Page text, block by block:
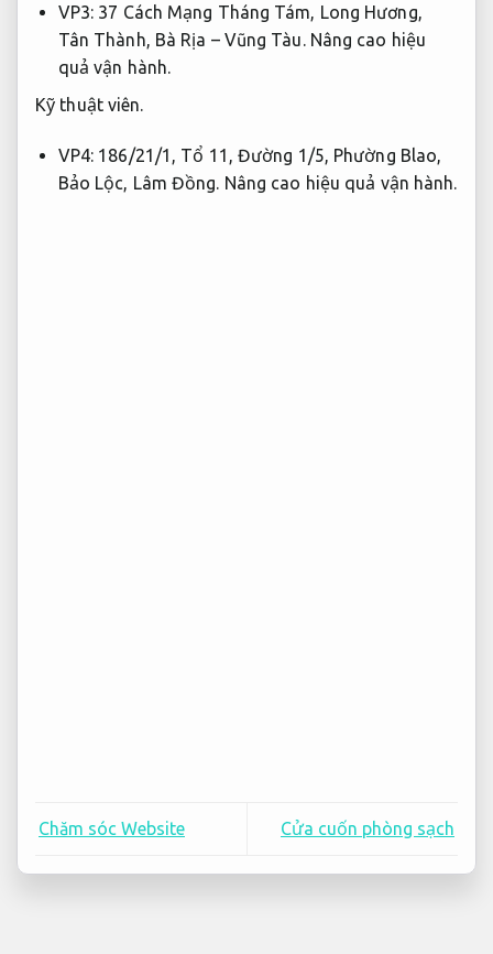
VP3: 37 Cách Mạng Tháng Tám, Long Hương,
Tân Thành, Bà Rịa – Vũng Tàu. Nâng cao hiệu
quả vận hành.
Kỹ thuật viên.
VP4: 186/21/1, Tổ 11, Đường 1/5, Phường Blao,
Bảo Lộc, Lâm Đồng. Nâng cao hiệu quả vận hành.
Chăm sóc Website Cửa cuốn phòng sạch